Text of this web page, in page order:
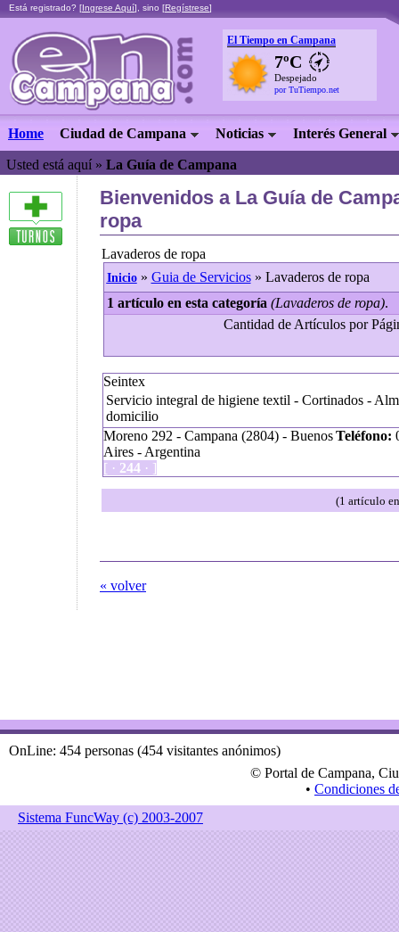
Está registrado? [Ingrese Aquí], sino [Regístrese]
El Tiempo en Campana
7ºC
Despejado
por TuTiempo.net
Home Ciudad de Campana Noticias Interés General
Usted está aquí » La Guía de Campana
Bienvenidos a La Guía de
ropa
Lavaderos de ropa
Inicio» Guia de Servicios» Lavaderos de ropa
1 artículo en esta categoría (Lavaderos de ropa).
Cantidad de Artículos por
Seintex
Servicio integral de higiene textil - Cortinados -
domicilio
Moreno 292 - Campana (2804) - Buenos
Aires - Argentina
[ · 244 · ]
Teléfono:
(1 artículo
« volver
OnLine: 454 personas (454 visitantes anónimos)
© Portal de Campana,
• Condiciones
Sistema FuncWay (c) 2003-2007